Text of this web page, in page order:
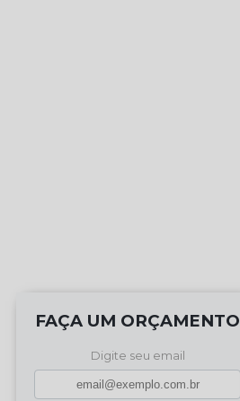
FAÇA UM ORÇAMENTO
Digite seu email